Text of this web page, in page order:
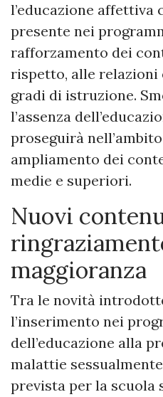
l’educazione affettiva
presente nei
rafforzamento dei
rispetto, alle relazioni
gradi di istruzione.
l’assenza
proseguirà
ampliamento dei
medie e superiori.
Nuovi
maggioranza
Tra le novità
l’inserimento nei
dell’educazione alla
malattie
prevista per la scuola